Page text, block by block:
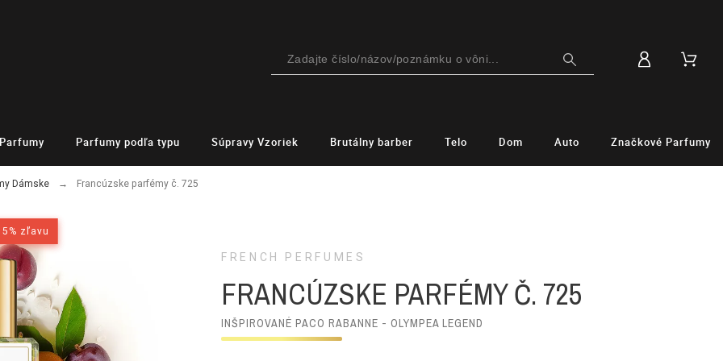
Parfumy Parfumy podľa typu Súpravy Vzoriek Brutálny barber Telo Dom Auto Značkové Parfumy
Dámske Francúzske parfémy č. 725
zľavu
zľavu
FRENCH PERFUMES
FRANCÚZSKE PARFÉMY Č. 725
INŠPIROVANÉ PACO RABANNE - OLYMPEA LEGEND